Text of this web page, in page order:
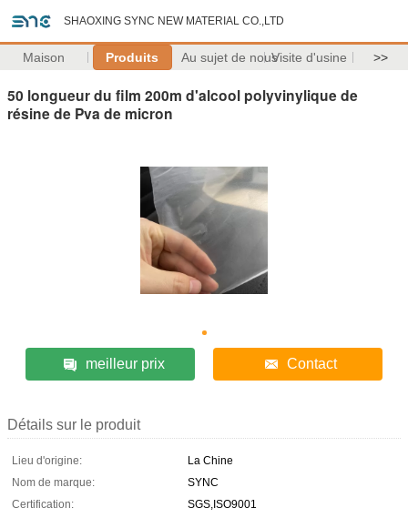
SHAOXING SYNC NEW MATERIAL CO.,LTD
Maison Produits Au sujet de nousVisite d'usine >>
50 longueur du film 200m d'alcool polyvinylique de
résine de Pva de micron
meilleur prix Contact
Détails sur le produit
Lieu d'origine:
La Chine
Nom de marque:
SYNC
Certification:
SGS,ISO9001